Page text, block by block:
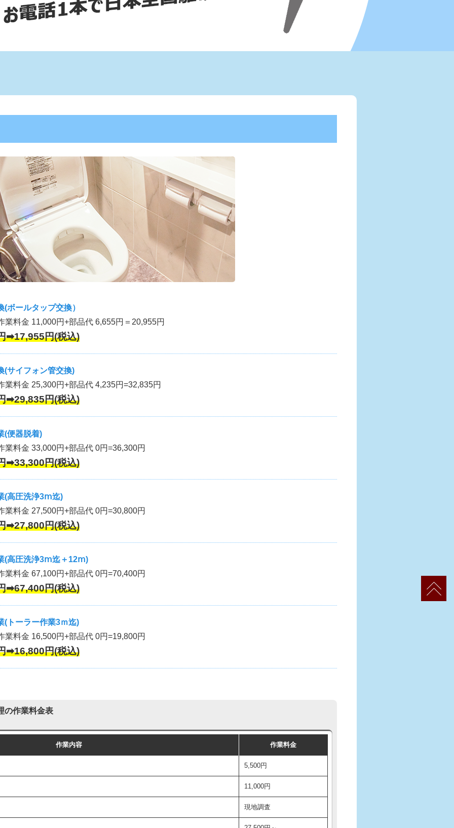
ボールタップ交換）
業料金 11,000円+部品代 6,655円＝20,955円
➡17,955円(税込)
(サイフォン管交換)
業料金 25,300円+部品代 4,235円=32,835円
➡29,835円(税込)
(便器脱着)
業料金 33,000円+部品代 0円=36,300円
➡33,300円(税込)
(高圧洗浄3ⅿ迄)
業料金 27,500円+部品代 0円=30,800円
➡27,800円(税込)
(高圧洗浄3ⅿ迄＋12ⅿ)
業料金 67,100円+部品代 0円=70,400円
➡67,400円(税込)
(トーラー作業3ｍ迄)
業料金 16,500円+部品代 0円=19,800円
➡16,800円(税込)
の作業料金表
作業内容 作業料金
5,500円
11,000円
現地調査